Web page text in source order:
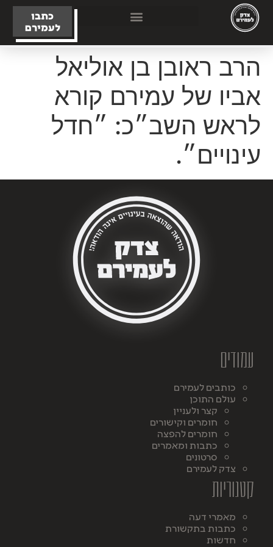
כתבו
לעמירם
הרב ראובן בן אוליאל
אביו של עמירם קורא
לראש השב״כ: ״חדל
עינויים״.
עמודים
כותבים לעמירם
עולם התוכן
קצר ולעניין
חומרים וקישורים
חומרים להפצה
כתבות ומאמרים
סרטונים
צדק לעמירם
קטגוריות
מאמרי דעה
כתבות בתקשורת
חדשות